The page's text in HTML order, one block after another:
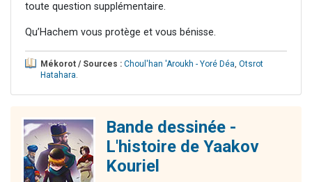
toute question supplémentaire.
Qu’Hachem vous protège et vous bénisse.
Mékorot / Sources : Choul'han 'Aroukh - Yoré Déa, Otsrot
Hatahara.
Bande dessinée -
L'histoire de Yaakov
Kouriel